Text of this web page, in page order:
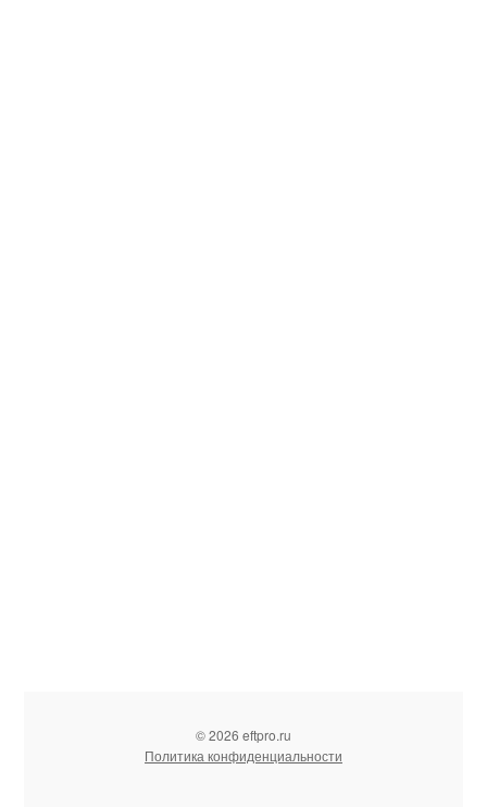
© 2026 eftpro.ru
Политика конфиденциальности